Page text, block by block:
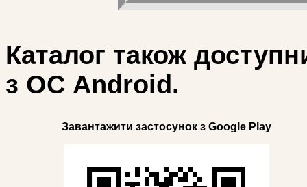
Каталог також
з ОС Android.
Завантажити застосунок з Google Play